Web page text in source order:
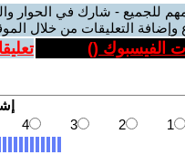
للجميع - شارك في الحوار
وإضافة التعليقات من خلال
الفيسبوك ()